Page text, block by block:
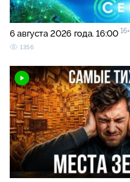
6 августа 2026 года. 16:00 16+
1356